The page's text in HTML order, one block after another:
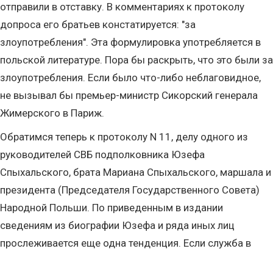
отправили в отставку. В комментариях к протоколу
допроса его братьев констатируется: "за
злоупотребления". Эта формулировка употребляется в
польской литературе. Пора бы раскрыть, что это были за
злоупотребления. Если было что-либо неблаговидное,
не вызывал бы премьер-министр Сикорский генерала
Жимерского в Париж.
Обратимся теперь к протоколу N 11, делу одного из
руководителей СВБ подполковника Юзефа
Спыхальского, брата Мариана Спыхальского, маршала и
президента (Председателя Государственного Совета)
Народной Польши. По приведенным в издании
сведениям из биографии Юзефа и ряда иных лиц
прослеживается еще одна тенденция. Если служба в